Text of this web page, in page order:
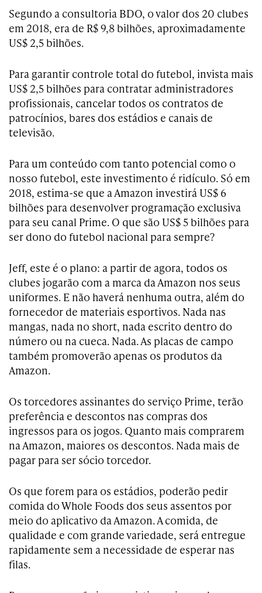
Segundo a consultoria BDO, o valor dos 20 clubes
em 2018, era de R$ 9,8 bilhões, aproximadamente
US$ 2,5 bilhões.
Para garantir controle total do futebol, invista mais
US$ 2,5 bilhões para contratar administradores
profissionais, cancelar todos os contratos de
patrocínios, bares dos estádios e canais de
televisão.
Para um conteúdo com tanto potencial como o
nosso futebol, este investimento é ridículo. Só em
2018, estima-se que a Amazon investirá US$ 6
bilhões para desenvolver programação exclusiva
para seu canal Prime. O que são US$ 5 bilhões para
ser dono do futebol nacional para sempre?
Jeff, este é o plano: a partir de agora, todos os
clubes jogarão com a marca da Amazon nos seus
uniformes. E não haverá nenhuma outra, além do
fornecedor de materiais esportivos. Nada nas
mangas, nada no short, nada escrito dentro do
número ou na cueca. Nada. As placas de campo
também promoverão apenas os produtos da
Amazon.
Os torcedores assinantes do serviço Prime, terão
preferência e descontos nas compras dos
ingressos para os jogos. Quanto mais comprarem
na Amazon, maiores os descontos. Nada mais de
pagar para ser sócio torcedor.
Os que forem para os estádios, poderão pedir
comida do Whole Foods dos seus assentos por
meio do aplicativo da Amazon. A comida, de
qualidade e com grande variedade, será entregue
rapidamente sem a necessidade de esperar nas
filas.